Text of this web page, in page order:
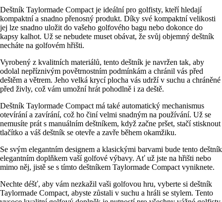
Deštník Taylormade Compact je ideální pro golfisty, kteří hledají
kompaktní a snadno přenosný produkt. Díky své kompaktní velikosti
jej lze snadno uložit do vašeho golfového bagu nebo dokonce do
kapsy kalhot. Už se nebudete muset obávat, že svůj objemný deštník
necháte na golfovém hřišti.
Vyrobený z kvalitních materiálů, tento deštník je navržen tak, aby
odolal nepříznivým povětrnostním podmínkám a chránil vás před
deštěm a větrem. Jeho velká krycí plocha vás udrží v suchu a chráněné
před živly, což vám umožní hrát pohodlně i za deště.
Deštník Taylormade Compact má také automatický mechanismus
otevírání a zavírání, což ho činí velmi snadným na používání. Už se
nemusíte prát s manuálním deštníkem, když začne pršet, stačí stisknout
tlačítko a váš deštník se otevře a zavře během okamžiku.
Se svým elegantním designem a klasickými barvami bude tento deštník
elegantním doplňkem vaší golfové výbavy. Ať už jste na hřišti nebo
mimo něj, jistě se s tímto deštníkem Taylormade Compact vyniknete.
Nechte déšť, aby vám nezkažil vaši golfovou hru, vyberte si deštník
Taylormade Compact, abyste zůstali v suchu a hráli se stylem. Tento